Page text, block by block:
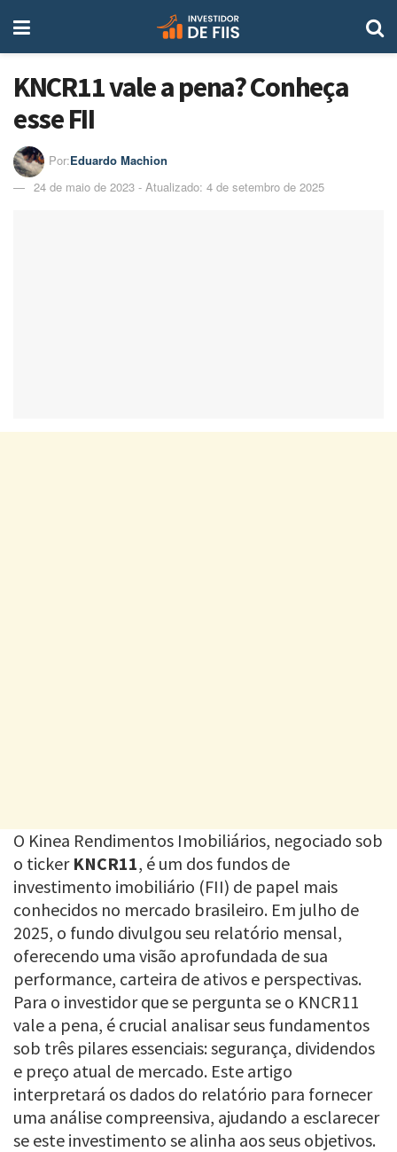
KNCR11 vale a pena? Conheça
esse FII
Por:Eduardo Machion
24 de maio de 2023 - Atualizado: 4 de setembro de 2025
O Kinea Rendimentos Imobiliários, negociado sob
o ticker KNCR11, é um dos fundos de
investimento imobiliário (FII) de papel mais
conhecidos no mercado brasileiro. Em julho de
2025, o fundo divulgou seu relatório mensal,
oferecendo uma visão aprofundada de sua
performance, carteira de ativos e perspectivas.
Para o investidor que se pergunta se o KNCR11
vale a pena, é crucial analisar seus fundamentos
sob três pilares essenciais: segurança, dividendos
e preço atual de mercado. Este artigo
interpretará os dados do relatório para fornecer
uma análise compreensiva, ajudando a esclarecer
se este investimento se alinha aos seus objetivos.